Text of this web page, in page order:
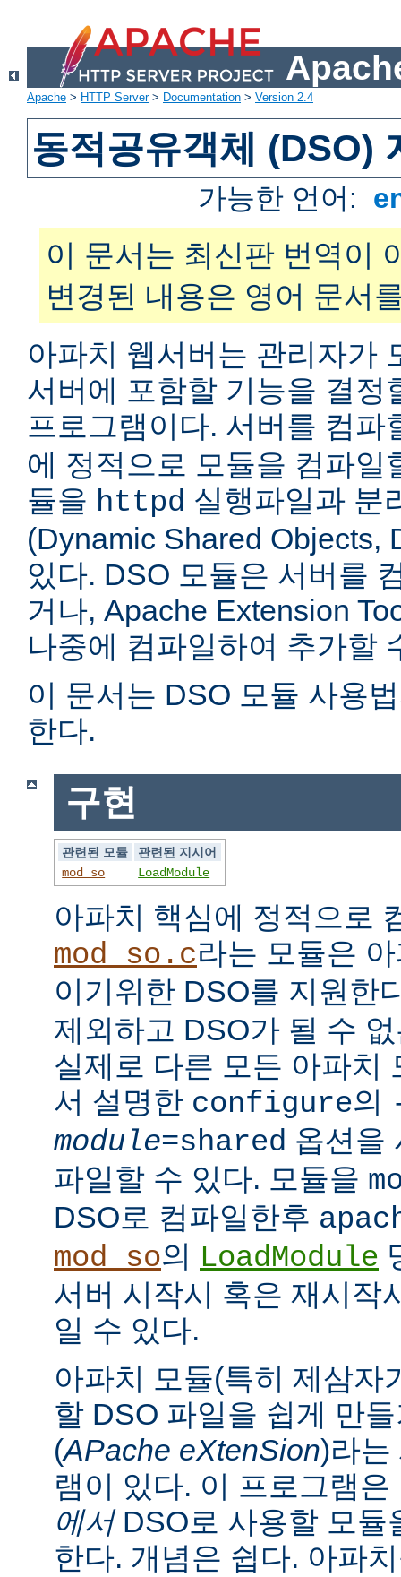
Apache > HTTP Server> Documentation > Version 2.4
동적공유객체 (DSO)
가능한 언어:
이 문서는 최신판 번역이
변경된 내용은 영어 문서
아파치 웹서버는 관리자가
서버에 포함할 기능을 결정
프로그램이다. 서버를 컴파
에 정적으로 모듈을 컴파일
듈을 httpd 실행파일과 분
(Dynamic Shared Objects,
있다. DSO 모듈은 서버를
거나, Apache Extension
나중에 컴파일하여 추가할
이 문서는 DSO 모듈 사용
한다.
구현
관련된 모듈
관련된 지시어
mod_so
LoadModule
아파치 핵심에 정적으로
mod_so.c라는 모듈은
이기위한 DSO를 지원한
제외하고 DSO가 될 수
실제로 다른 모든 아파치
서 설명한 configure의
module=shared 옵션을
파일할 수 있다. 모듈을
DSO로 컴파일한후
mod_so의 LoadModule
서버 시작시 혹은 재시작
일 수 있다.
아파치 모듈(특히 제삼자
할 DSO 파일을 쉽게 만
(APache eXtenSion)라는
램이 있다. 이 프로그램
에서DSO로 사용할 모듈
한다. 개념은 쉽다. 아파